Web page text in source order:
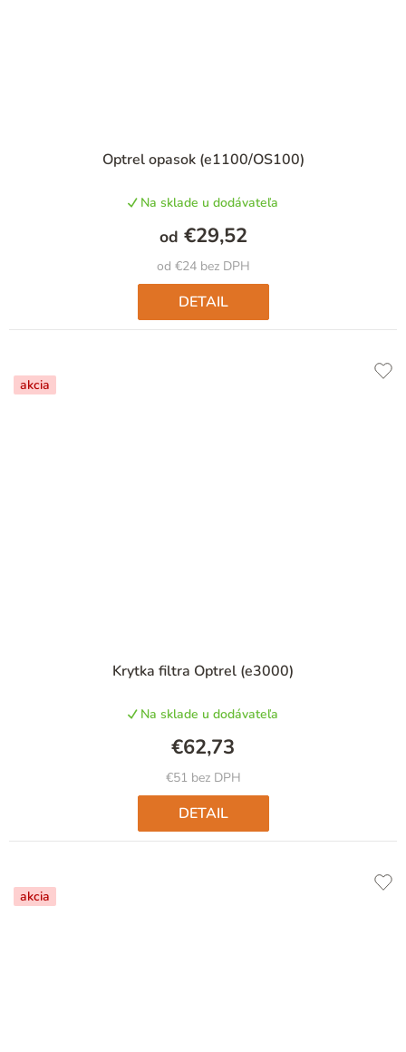
Optrel opasok (e1100/OS100)
Na sklade u dodávateľa
od €24 bez DPH
od €29,52
DETAIL
akcia
Krytka filtra Optrel (e3000)
Na sklade u dodávateľa
€51 bez DPH
€62,73
DETAIL
akcia